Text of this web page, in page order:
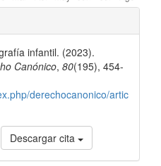
infantil. (2023).
Canónico, 80(195), 454-
derechocanonico/artic
Descargar cita